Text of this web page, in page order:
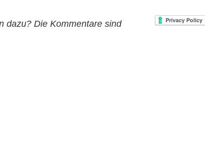
dazu? Die Kommentare sind